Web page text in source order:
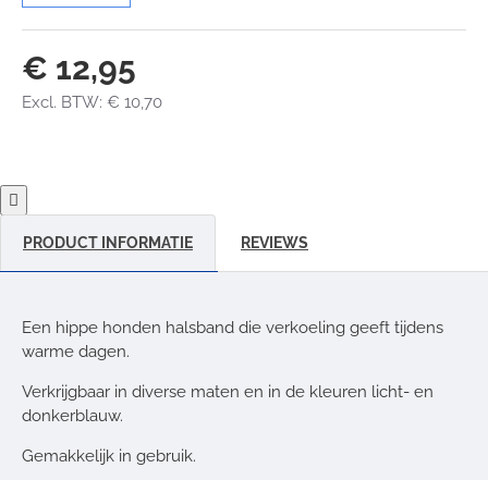
€ 12,95
Excl. BTW: € 10,70
PRODUCT INFORMATIE REVIEWS
Een hippe honden halsband die verkoeling geeft tijdens
warme dagen.
Verkrijgbaar in diverse maten en in de kleuren licht- en
donkerblauw.
Gemakkelijk in gebruik.